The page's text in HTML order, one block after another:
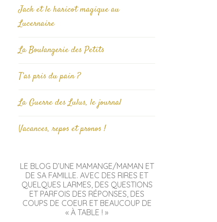
Jack et le haricot magique au
Lucernaire
La Boulangerie des Petits
T’as pris du pain ?
La Guerre des Lulus, le journal
Vacances, repos et pronos !
LE BLOG D’UNE MAMANGE/MAMAN ET
DE SA FAMILLE. AVEC DES RIRES ET
QUELQUES LARMES, DES QUESTIONS
ET PARFOIS DES RÉPONSES, DES
COUPS DE COEUR ET BEAUCOUP DE
« À TABLE ! »